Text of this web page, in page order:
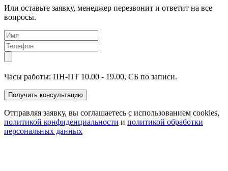
Или оставьте заявку, менеджер перезвонит и ответит на все
вопросы.
Часы работы: ПН-ПТ 10.00 - 19.00, СБ по записи.
Отправляя заявку, вы соглашаетесь с использованием cookies,
политикой конфиденциальности и политикой обработки
персональных данных